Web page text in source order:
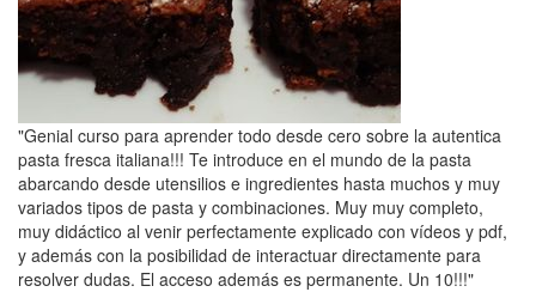
"Genial curso para aprender todo desde cero sobre la autentica
pasta fresca italiana!!! Te introduce en el mundo de la pasta
abarcando desde utensilios e ingredientes hasta muchos y muy
variados tipos de pasta y combinaciones. Muy muy completo,
muy didáctico al venir perfectamente explicado con vídeos y pdf,
y además con la posibilidad de interactuar directamente para
resolver dudas. El acceso además es permanente. Un 10!!!"